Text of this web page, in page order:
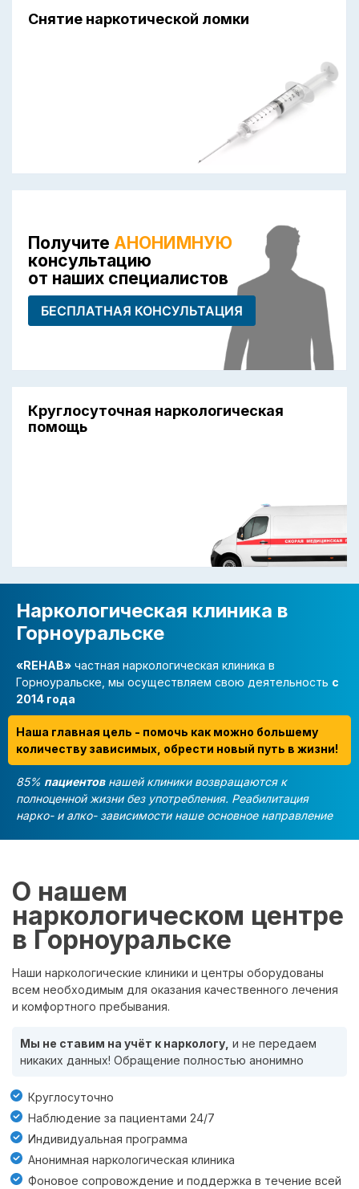
Снятие наркотической ломки
Получите АНОНИМНУЮ
консультацию
от наших специалистов
БЕСПЛАТНАЯ КОНСУЛЬТАЦИЯ
Круглосуточная наркологическая
помощь
Наркологическая клиника в
Горноуральске
«REHAB» частная наркологическая клиника в
Горноуральске, мы осуществляем свою деятельность с
2014 года
Наша главная цель - помочь как можно большему
количеству зависимых, обрести новый путь в жизни!
85% пациентовнашей клиники возвращаются к
полноценной жизни без употребления. Реабилитация
нарко- и алко- зависимости наше основное направление
О нашем
наркологическом центре
в Горноуральске
Наши наркологические клиники и центры оборудованы
всем необходимым для оказания качественного лечения
и комфортного пребывания.
Мы не ставим на учёт к наркологу, и не передаем
никаких данных! Обращение полностью анонимно
Круглосуточно
Наблюдение за пациентами 24/7
Индивидуальная программа
Анонимная наркологическая клиника
Фоновое сопровождение и поддержка в течение всей